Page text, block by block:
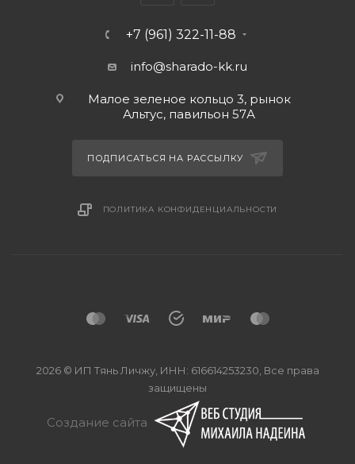
+7 (961) 322-11-88
info@sharado-kk.ru
Малое зеленое кольцо 3, рынок
Альтус, павильон 57А
ПОДПИСАТЬСЯ НА РАССЫЛКУ
ПОЛИТИКА КОНФИДЕНЦИАЛЬНОСТИ
2026 © ИП Тянь Личжу, ИНН: 616614253230, Все права
защищены
Создание сайта